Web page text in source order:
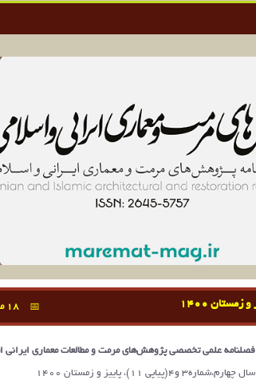
فصلنامه علمی تخصصی پژوهش‌های مرمت و مطالعات معماری ایرانی
سال چهارم،شماره3 و4(پیاپی 11)، پاییز و زمستان 1400